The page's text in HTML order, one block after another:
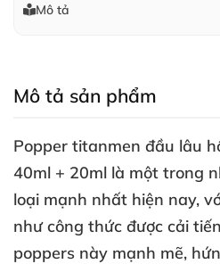
Mô tả
Mô tả sản phẩm
Popper titanmen đầu lâu
40ml + 20ml là một trong
loại mạnh nhất hiện nay,
như công thức được cải tiến
poppers này mạnh mẽ,